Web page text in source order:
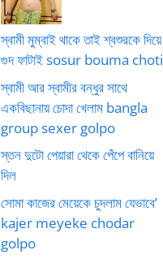
স্বামী মুম্বাই থাকে তাই শ্বশুরকে দিয়ে
গুদ ফাটাই sosur bouma choti
স্বামী আর স্বামীর বন্ধুর সাথে
একবিছানায় চোদা খেলাম bangla
group sexer golpo
স্তন দুটো পেয়ারা থেকে পেঁপে বানিয়ে
দিল
সোমা কাজের মেয়েকে চুদলাম যেভাবে’
kajer meyeke chodar
golpo